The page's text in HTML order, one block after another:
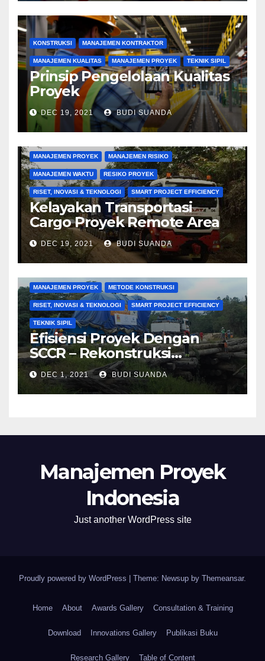
KONSTRUKSI MANAJEMEN KONTRAKTOR
MANAJEMEN KUALITAS MANAJEMEN PROYEK TEKNIK SIPIL
Prinsip Pengelolaan Kualitas
Proyek
DEC 19, 2021 BUDI SUANDA
KONSTRUKSI MANAJEMEN BIAYA
MANAJEMEN PROYEK MANAJEMEN RISIKO
MANAJEMEN WAKTU RESIKO PROYEK
RISET, INOVASI & TEKNOLOGI SMART PROJECT EFFICIENCY
Kelayakan Transportasi
Cargo Proyek Remote Area
DEC 19, 2021 BUDI SUANDA
KONSTRUKSI MANAJEMEN BIAYA
MANAJEMEN PROYEK METODE KONSTRUKSI
RISET, INOVASI & TEKNOLOGI SMART PROJECT EFFICIENCY
TEKNIK SIPIL
Efisiensi Proyek Dengan
SCCR – Rekonstruksi
Jembatan Kayu 30 m Untuk
Engine 125 T
DEC 1, 2021 BUDI SUANDA
Manajemen Proyek
Indonesia
Just another WordPress site
Proudly powered by WordPress Theme: Newsup by Themeansar.
Home About Awards Gallery Consultation & Training
Download Innovations Gallery Publikasi Buku
Research Gallery Table of Content